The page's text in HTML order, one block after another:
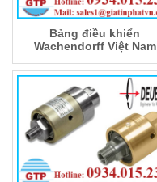
Bảng điều khiển
Wachendorff Việt Nam